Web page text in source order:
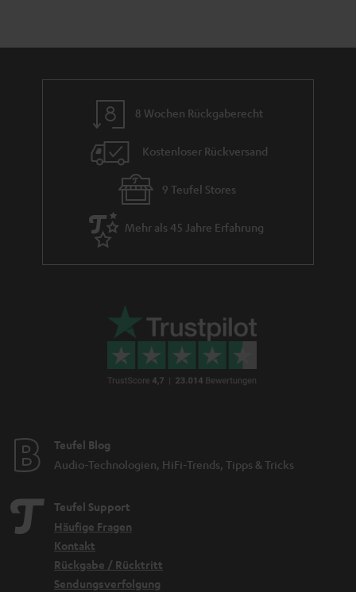
m
8 Wochen Rückgaberecht
Kostenloser Rückversand
9 Teufel Stores
Mehr als 45 Jahre Erfahrung
Teufel Blog
Audio-Technologien, HiFi-Trends, Tipps & Tricks
Teufel Support
Häufige Fragen
Kontakt
Rückgabe / Rücktritt
Sendungsverfolgung